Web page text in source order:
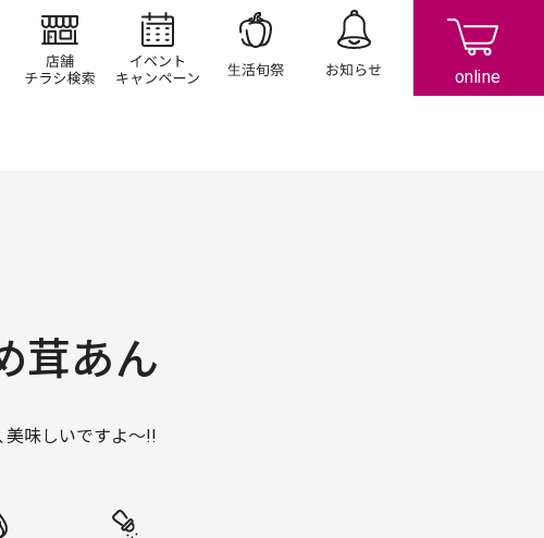
店舗/チラシ検索イベント/キャンペーン
生活旬祭 お知らせ
茸あん
美味しいですよ～!!